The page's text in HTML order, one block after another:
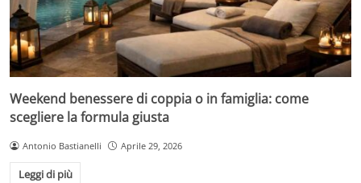
Weekend benessere di coppia o in famiglia: come
scegliere la formula giusta
Antonio Bastianelli Aprile 29, 2026
Leggi di più